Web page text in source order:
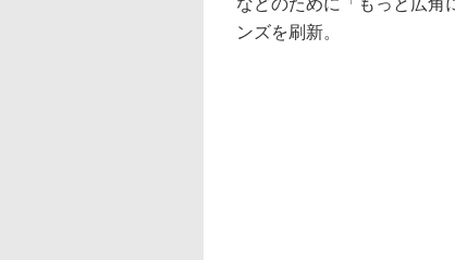
などのために「もっと広角
ンズを刷新。